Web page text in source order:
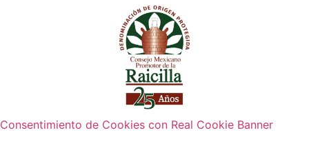
Consentimiento de Cookies con Real Cookie Banner